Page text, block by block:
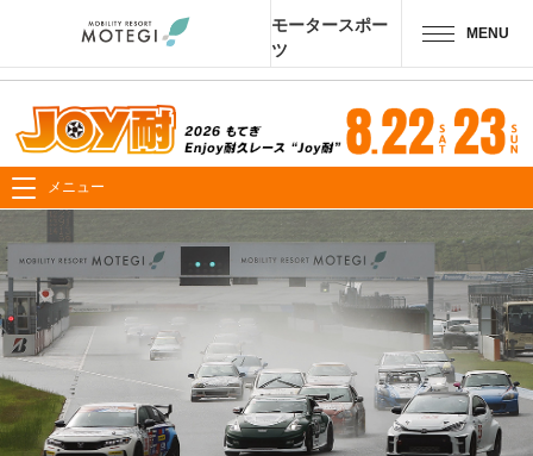
モータースポー
ツ
MENU
トップページ EN CH
アトラクション・アクティビティ
モーター スポーツ
キャンプ
メニュー